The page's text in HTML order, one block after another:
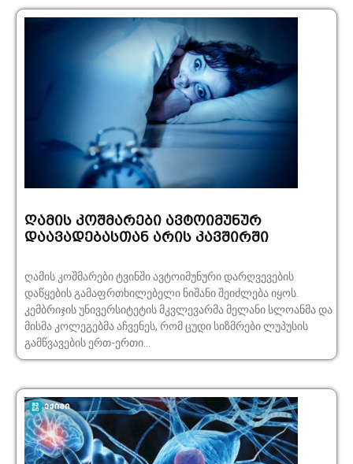
ღამის კოშმარები ავტოიმუნურ
დაავადებასთან არის კავშირში
ღამის კოშმარები ტვინში ავტოიმუნური დარღვევების
დაწყების გამაფრთხილებელი ნიშანი შეიძლება იყოს.
კემბრიჯის უნივერსიტეტის მკვლევარმა მელანი სლოანმა და
მისმა კოლეგებმა აჩვენეს, რომ ცუდი სიზმრები ლუპუსის
გამწვავების ერთ-ერთი...